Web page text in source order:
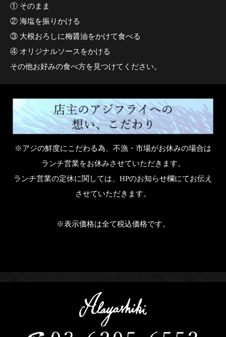
① そのまま
② 海塩を振りかける
③ 大根おろしに梅醤油をかけて食べる
④ オリジナルソースをかける
その他お好みの食べ方を見つけてください。
※アジの鮮度にこだわる為、不漁・市場がお休みの場合は
ランチ営業をお休みさせていただきます。
ランチ営業の定休に関しては、HPのお知らせ欄にてお伝え
させていただきます。
※表示価格は全て税込価格です。